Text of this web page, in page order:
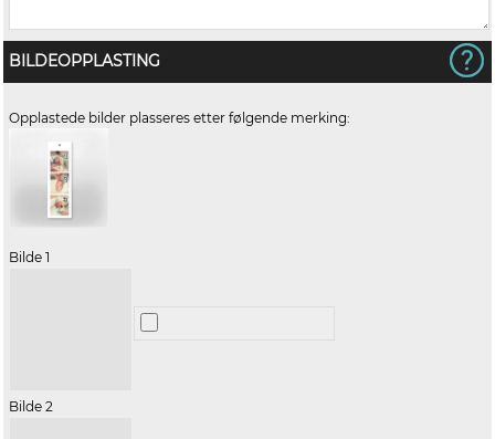
BILDEOPPLASTING
Opplastede bilder plasseres etter følgende merking:
Bilde 1
Bilde 2